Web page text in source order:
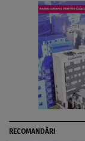
RECOMANDĂRI